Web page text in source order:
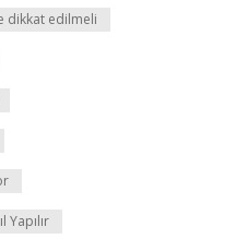
dikkat edilmeli
Yapılır